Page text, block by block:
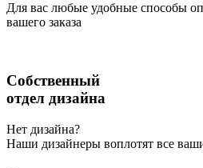
Для вас любые удобные способы
вашего заказа
Собственный
отдел дизайна
Нет дизайна?
Наши дизайнеры воплотят все